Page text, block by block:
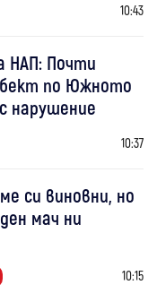
10:43
НАП: Почти
по Южното
нарушение
10:37
си виновни, но
мач ни
10:15